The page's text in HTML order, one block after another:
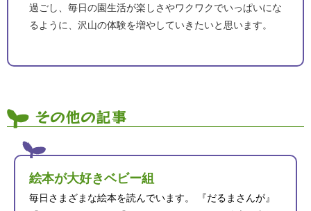
過ごし、毎日の園生活が楽しさやワクワクでいっぱいにな
るように、沢山の体験を増やしていきたいと思います。
その他の記事
絵本が大好きベビー組
毎日さまざまな絵本を読んでいます。 『だるまさんが』